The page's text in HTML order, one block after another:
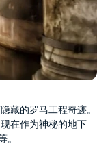
藏的罗马工程奇迹。
在作为神秘的地下